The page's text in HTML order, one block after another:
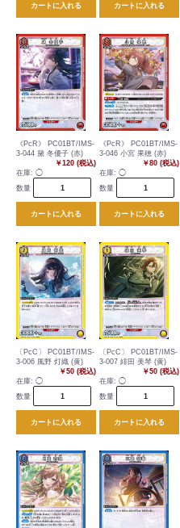
カートに入れる カートに入れる
《PcR》 PC01BT/IMS-
3-044 黛 冬優子 (赤)
￥120 (税込)
在庫: ◯
数量
カートに入れる
《PcR》 PC01BT/IMS-
3-046 小宮 果穂 (赤)
￥80 (税込)
在庫: ◯
数量
カートに入れる
〔PcC〕 PC01BT/IMS-
3-006 風野 灯織 (黄)
￥50 (税込)
在庫: ◯
数量
カートに入れる
〔PcC〕 PC01BT/IMS-
3-007 緋田 美琴 (黄)
￥50 (税込)
在庫: ◯
数量
カートに入れる